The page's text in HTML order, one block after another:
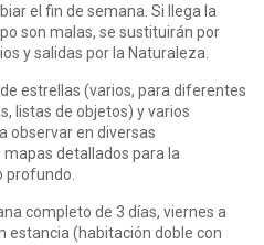
el fin de semana. Si llega la
son malas, se sustituirán por
y salidas por la Naturaleza.
estrellas (varios, para diferentes
listas de objetos) y varios
observar en diversas
detallados para la
profundo.
completo de 3 días, viernes a
estancia (habitación doble con